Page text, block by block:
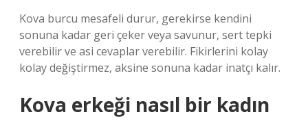
Kova burcu mesafeli durur, gerekirse kendini
sonuna kadar geri çeker veya savunur, sert tepki
verebilir ve asi cevaplar verebilir. Fikirlerini kolay
kolay değiştirmez, aksine sonuna kadar inatçı kalır.
Kova erkeği nasıl bir kadın